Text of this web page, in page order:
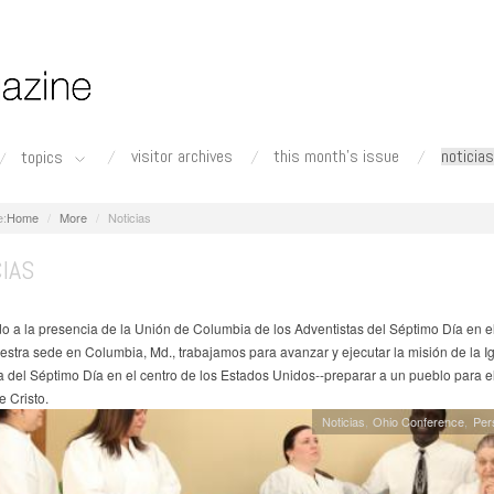
topics visitor archives this month's issue noticias
Home More Noticias
a la presencia de la Unión de Columbia de los Adventistas del Séptimo Día en
sede en Columbia, Md., trabajamos para avanzar y ejecutar la misión de la
del Séptimo Día en el centro de los Estados Unidos--preparar a un pueblo para
Cristo.
Noticias Ohio Conference